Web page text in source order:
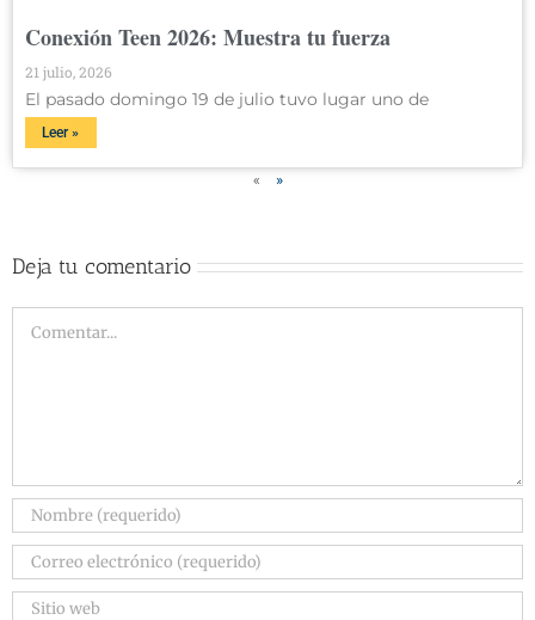
Conexión Teen 2026: Muestra tu fuerza
21 julio, 2026
El pasado domingo 19 de julio tuvo lugar uno de
Leer »
« »
Deja tu comentario